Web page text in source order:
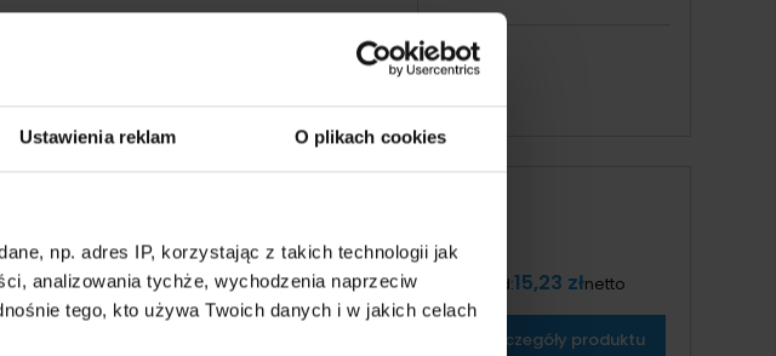
Ustawienia reklam O plikach cookies
np. adres IP, korzystając z takich technologii jak
analizowania tychże, wychodzenia naprzeciw
tego, kto używa Twoich danych i w jakich celach
Możliwość ściągnięcia sznurkiem
na wewnętrznej stronie.
od:15,23 złnetto
szczegóły produktu